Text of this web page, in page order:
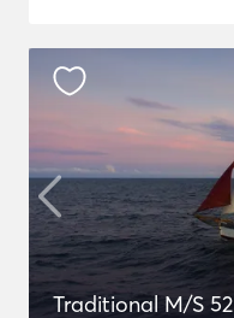
Traditional M/S 52